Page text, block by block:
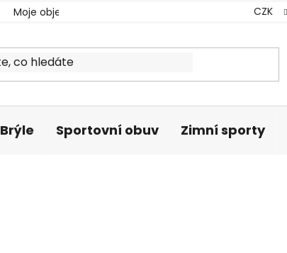
Moje objednávka CZK
Brýle Sportovní obuv Zimní sporty